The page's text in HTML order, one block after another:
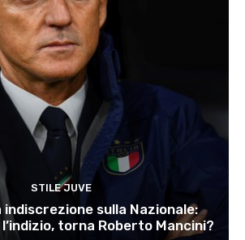
STILE JUVE
indiscrezione sulla Nazionale:
torna Roberto Mancini?